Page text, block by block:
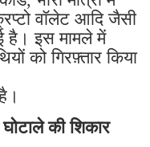
वॉलेट आदि जैसी
है। इस मामले में
को गिरफ़्तार किया
की शिकार